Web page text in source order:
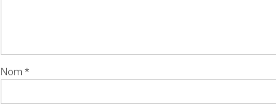
Nom *